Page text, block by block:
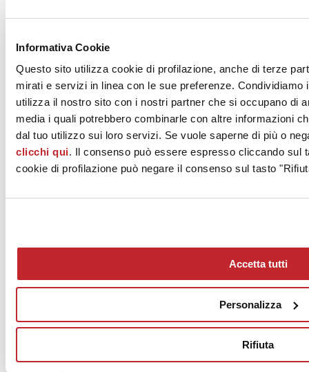
Informativa Cookie
Questo sito utilizza cookie di profilazione, anche di terze
mirati e servizi in linea con le sue preferenze.
utilizza il nostro sito con i nostri partner che si occupano di
media i quali potrebbero combinarle con altre informazioni
dal tuo utilizzo sui loro servizi. Se vuole saperne di più o
clicchi qui. Il consenso può essere espresso cliccando sul
cookie di profilazione può negare il consenso sul tasto
Accetta tutti
Personalizza
Rifiuta
Download PDF
TAGINA S.p.A.
Via Emilia Ponente 925
CASTEL BOLOGNESE, 48014
Tel. 0545 1977303
Fax 0545 1977302